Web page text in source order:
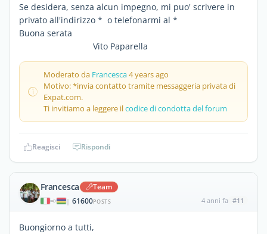
Se desidera, senza alcun impegno, mi puo' scrivere in
privato all'indirizzo * o telefonarmi al *
Buona serata
Vito Paparella
Moderato da Francesca4 years ago
Motivo: *invia contatto tramite messaggeria privata di
Expat.com.
Ti invitiamo a leggere ilcodice di condotta del forum
Reagisci Rispondi
Francesca Team
| 61600POSTS 4 anni fa #11
Buongiorno a tutti,